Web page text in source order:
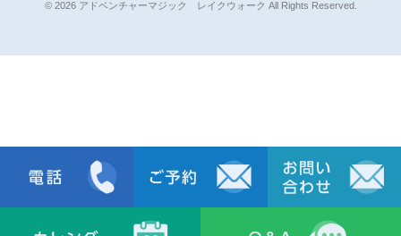
© 2026 アドベンチャーマジック レイクウォーク All Rights Reserved.